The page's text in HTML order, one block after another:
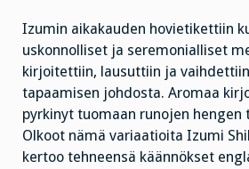
Izumin aikakauden hovietikettiin
uskonnolliset ja seremonialliset
kirjoitettiin, lausuttiin ja
tapaamisen johdosta. Aromaa
pyrkinyt tuomaan runojen hengen
Olkoot nämä variaatioita Izumi
kertoo tehneensä käännökset